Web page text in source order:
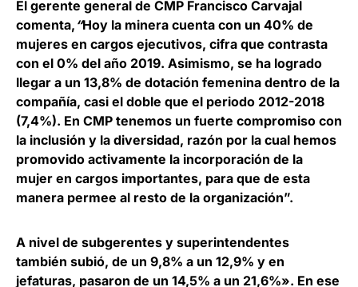
El gerente general de CMP Francisco Carvajal
comenta, “Hoy la minera cuenta con un 40% de
mujeres en cargos ejecutivos, cifra que contrasta
con el 0% del año 2019. Asimismo, se ha logrado
llegar a un 13,8% de dotación femenina dentro de la
compañía, casi el doble que el periodo 2012-2018
(7,4%). En CMP tenemos un fuerte compromiso con
la inclusión y la diversidad, razón por la cual hemos
promovido activamente la incorporación de la
mujer en cargos importantes, para que de esta
manera permee al resto de la organización”.
A nivel de subgerentes y superintendentes
también subió, de un 9,8% a un 12,9% y en
jefaturas, pasaron de un 14,5% a un 21,6%». En ese